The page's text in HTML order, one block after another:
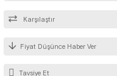
Karşılaştır
Fiyat Düşünce Haber Ver
Tavsiye Et